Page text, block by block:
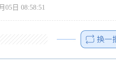
05日 08:58:51